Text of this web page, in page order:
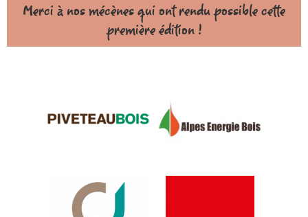
Merci à nos mécènes qui ont rendu possible cette
première édition !